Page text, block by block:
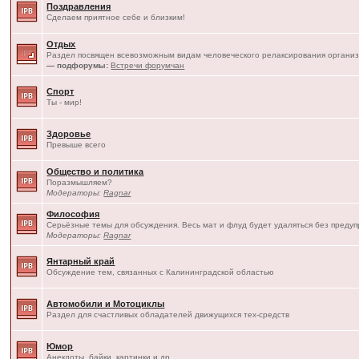
Поздравления
Сделаем приятное себе и близким!
Отдых
Раздел посвящен всевозможным видам человеческого релаксирования
— подфорумы: Встречи форумчан
Спорт
Ты - мир!
Здоровье
Превыше всего
Общество и политика
Поразмышляем?
Модераторы:Ragnar
Философия
Серьёзные темы для обсуждения. Весь мат и флуд будет удаляться без
Модераторы:Ragnar
Янтарный край
Обсуждение тем, связанных с Калининградской областью
Автомобили и Мотоциклы
Раздел для счастливых обладателей движущихся тех-средств
Юмор
Анекдоты, байки, картинки и др.